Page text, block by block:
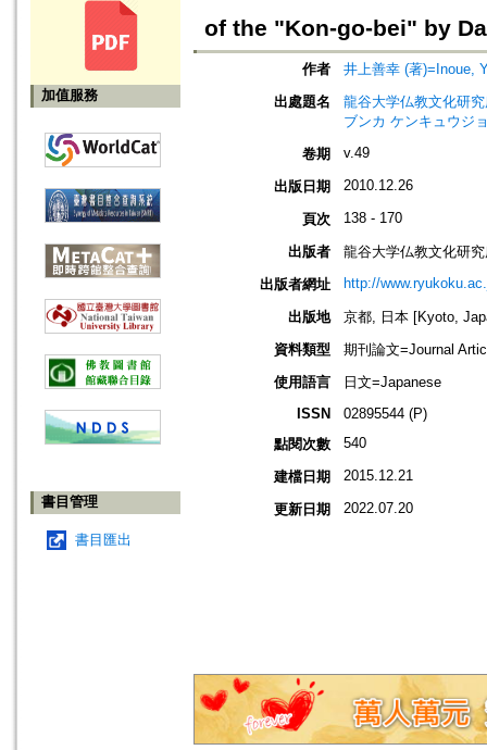
加值服務
書目管理
書目匯出
of the "Kon-go-bei" by
作者
井上善幸 (著)=Inoue,
出處題名
龍谷大学仏教文化研
ブンカ ケンキュウジ
卷期
v.49
出版日期 2010.12.26
頁次 138 - 170
出版者
龍谷大学仏教文化研
出版者網址
http://
出版地
京都, 日本 [Kyoto,
資料類型
期刊論文=Journal
使用語言
日文=Japanese
ISSN
02895544 (P)
點閱次數
540
建檔日期 2015.12.21
更新日期 2022.07.20